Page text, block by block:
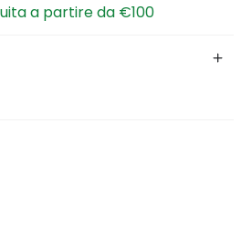
a partire da €100